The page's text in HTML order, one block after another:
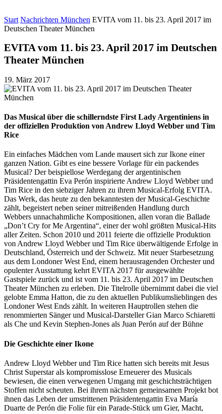
Start Nachrichten München EVITA vom 11. bis 23. April 2017 im
Deutschen Theater München
EVITA vom 11. bis 23. April 2017 im Deutschen
Theater München
19. März 2017
Das Musical über die schillerndste First Lady Argentiniens in
der offiziellen Produktion von Andrew Lloyd Webber und Tim
Rice
Ein einfaches Mädchen vom Lande mausert sich zur Ikone einer
ganzen Nation. Gibt es eine bessere Vorlage für ein packendes
Musical? Der beispiellose Werdegang der argentinischen
Präsidentengattin Eva Perón inspirierte Andrew Lloyd Webber und
Tim Rice in den siebziger Jahren zu ihrem Musical-Erfolg EVITA.
Das Werk, das heute zu den bekanntesten der Musical-Geschichte
zählt, begeistert neben seiner mitreißenden Handlung durch
Webbers unnachahmliche Kompositionen, allen voran die Ballade
„Don’t Cry for Me Argentina“, einer der wohl größten Musical-Hits
aller Zeiten. Schon 2010 und 2011 feierte die offizielle Produktion
von Andrew Lloyd Webber und Tim Rice überwältigende Erfolge in
Deutschland, Österreich und der Schweiz. Mit neuer Starbesetzung
aus dem Londoner West End, einem herausragenden Orchester und
opulenter Ausstattung kehrt EVITA 2017 für ausgewählte
Gastspiele zurück und ist vom 11. bis 23. April 2017 im Deutschen
Theater München zu erleben. Die Titelrolle übernimmt dabei die viel
gelobte Emma Hatton, die zu den aktuellen Publikumslieblingen des
Londoner West Ends zählt. In weiteren Hauptrollen stehen die
renommierten Sänger und Musical-Darsteller Gian Marco Schiaretti
als Che und Kevin Stephen-Jones als Juan Perón auf der Bühne
Die Geschichte einer Ikone
Andrew Lloyd Webber und Tim Rice hatten sich bereits mit Jesus
Christ Superstar als kompromisslose Erneuerer des Musicals
bewiesen, die einen verwegenen Umgang mit geschichtsträchtigen
Stoffen nicht scheuten. Bei ihrem nächsten gemeinsamen Projekt bot
ihnen das Leben der umstrittenen Präsidentengattin Eva María
Duarte de Perón die Folie für ein Parade-Stück um Gier, Macht,